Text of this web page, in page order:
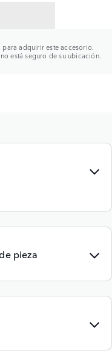
adquirir este accesorio.
está seguro de su ubicación.
pieza